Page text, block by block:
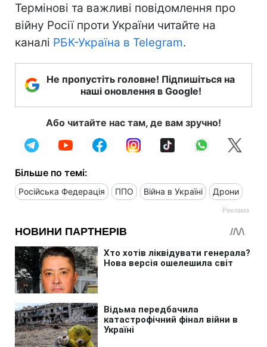
Термінові та важливі повідомлення про
війну Росії проти України читайте на
каналі РБК-Україна в Telegram.
Не пропустіть головне! Підпишіться на
наші оновлення в Google!
Або читайте нас там, де вам зручно!
Більше по темі:
Російська Федерація ППО Війна в Україні Дрони